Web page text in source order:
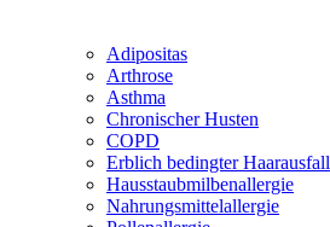
Adipositas
Arthrose
Asthma
Chronischer Husten
COPD
Erblich bedingter Haarausfall
Hausstaubmilbenallergie
Nahrungsmittelallergie